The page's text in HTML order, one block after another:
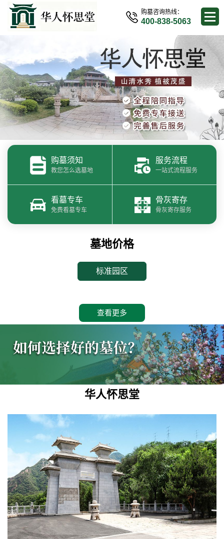
购墓咨询热线：
400-838-5063
购墓须知
教您怎么选墓地
服务流程
一站式流程服务
看墓专车
免费看墓专车
骨灰寄存
骨灰寄存服务
墓地价格
标准园区
查看更多
华人怀思堂